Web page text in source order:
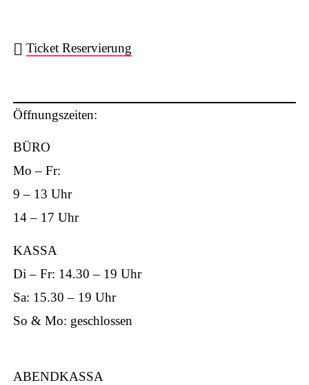
ts
Ticket Reservierung
Öffnungszeiten:
BÜRO
Mo – Fr:
9 – 13 Uhr
14 – 17 Uhr
KASSA
Di – Fr: 14.30 – 19 Uhr
Sa: 15.30 – 19 Uhr
So & Mo: geschlossen
ABENDKASSA